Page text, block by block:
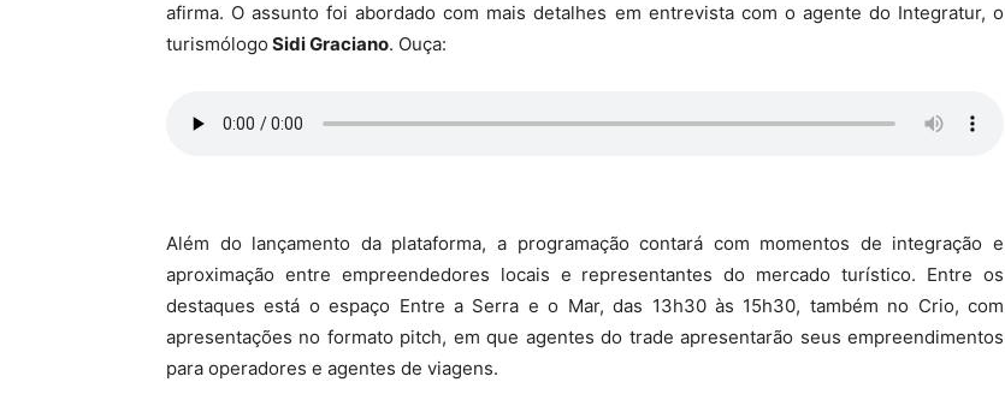
afirma. O assunto foi abordado com mais detalhes em entrevista com o agente do Integratur, o
turismólogo Sidi Graciano. Ouça:
Além do lançamento da plataforma, a programação contará com momentos de integração e
aproximação entre empreendedores locais e representantes do mercado turístico. Entre os
destaques está o espaço Entre a Serra e o Mar, das 13h30 às 15h30, também no Crio, com
apresentações no formato pitch, em que agentes do trade apresentarão seus empreendimentos
para operadores e agentes de viagens.